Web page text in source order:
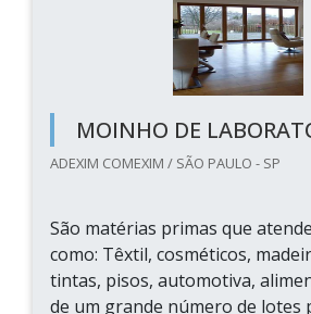
MOINHO DE
ADEXIM COMEXIM / SÃO PAULO - SP
São matérias primas que
como: Têxtil, cosméticos,
tintas, pisos, automotiva,
de um grande número de lotes